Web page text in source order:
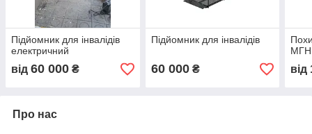
Підйомник для інвалідів
електричний
від 60 000 ₴
Підйомник для інвалідів
60 000₴
МГН
від
Про нас